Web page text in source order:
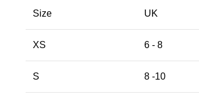
Size UK
XS 6 - 8
S 8 -10